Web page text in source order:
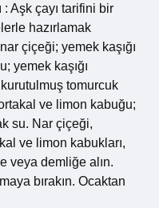
: Aşk çayı tarifini bir
hazırlamak
çiçeği; yemek kaşığı
yemek kaşığı
tomurcuk
ve limon kabuğu;
su. Nar çiçeği,
ve limon kabukları,
veya demliğe alın.
bırakın. Ocaktan